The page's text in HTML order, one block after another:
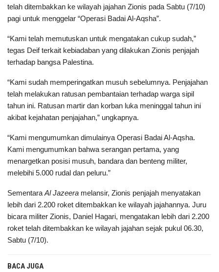
telah ditembakkan ke wilayah jajahan Zionis pada Sabtu (7/10)
pagi untuk menggelar “Operasi Badai Al-Aqsha”.
“Kami telah memutuskan untuk mengatakan cukup sudah,”
tegas Deif terkait kebiadaban yang dilakukan Zionis penjajah
terhadap bangsa Palestina.
“Kami sudah memperingatkan musuh sebelumnya. Penjajahan
telah melakukan ratusan pembantaian terhadap warga sipil
tahun ini. Ratusan martir dan korban luka meninggal tahun ini
akibat kejahatan penjajahan,” ungkapnya.
“Kami mengumumkan dimulainya Operasi Badai Al-Aqsha.
Kami mengumumkan bahwa serangan pertama, yang
menargetkan posisi musuh, bandara dan benteng militer,
melebihi 5.000 rudal dan peluru.”
Sementara Al Jazeera melansir, Zionis penjajah menyatakan
lebih dari 2.200 roket ditembakkan ke wilayah jajahannya. Juru
bicara militer Zionis, Daniel Hagari, mengatakan lebih dari 2.200
roket telah ditembakkan ke wilayah jajahan sejak pukul 06.30,
Sabtu (7/10).
BACA JUGA